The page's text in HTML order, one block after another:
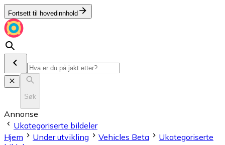
Fortsett til hovedinnhold
Søk
Annonse
Ukategoriserte bildeler
Hjem
Under utvikling Vehicles Beta
Ukategoriserte